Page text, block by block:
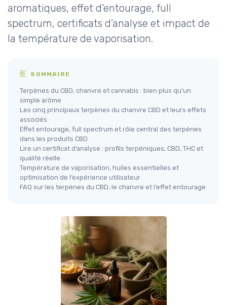
aromatiques, effet d’entourage, full
spectrum, certificats d’analyse et impact de
la température de vaporisation.
SOMMAIRE
Terpènes du CBD, chanvre et cannabis : bien plus qu’un
simple arôme
Les cinq principaux terpènes du chanvre CBD et leurs effets
associés
Effet entourage, full spectrum et rôle central des terpènes
dans les produits CBD
Lire un certificat d’analyse : profils terpéniques, CBD, THC et
qualité réelle
Température de vaporisation, huiles essentielles et
optimisation de l’expérience utilisateur
FAQ sur les terpènes du CBD, le chanvre et l’effet entourage